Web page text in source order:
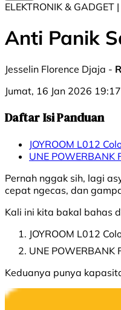
ELEKTRONIK &
Anti Panik
Jesselin Florence Djaja -
Jumat, 16 Jan 2026
Daftar Isi Panduan
JOYROOM L012
UNE
Pernah nggak sih, lagi
cepat ngecas, dan
Kali ini kita bakal bahas
JOYROOM L012
UNE
Keduanya punya